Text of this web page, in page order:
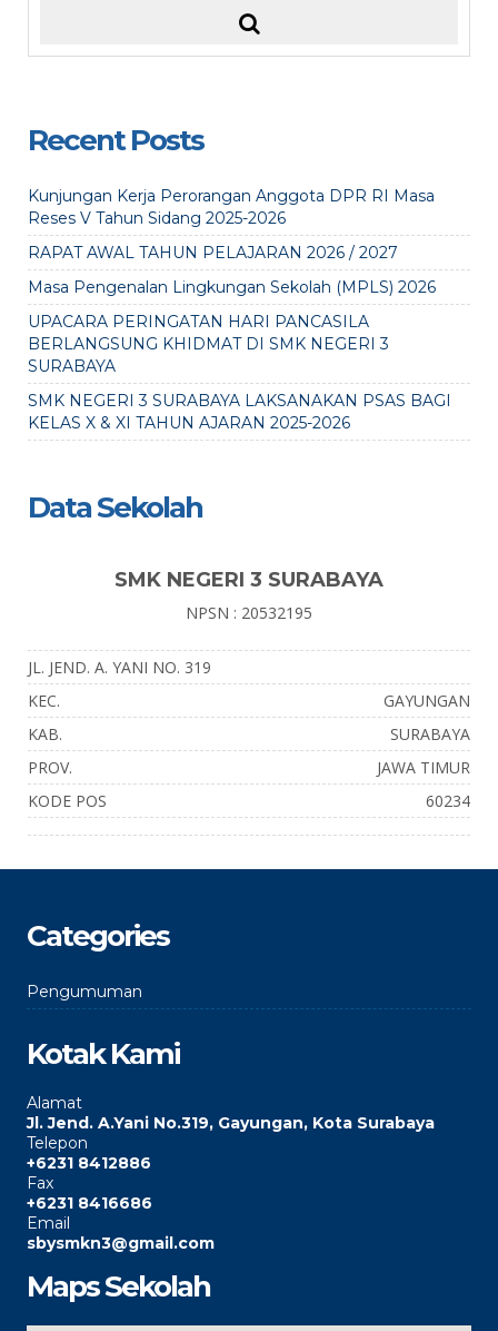
Recent Posts
Kunjungan Kerja Perorangan Anggota DPR RI Masa
Reses V Tahun Sidang 2025-2026
RAPAT AWAL TAHUN PELAJARAN 2026 / 2027
Masa Pengenalan Lingkungan Sekolah (MPLS) 2026
UPACARA PERINGATAN HARI PANCASILA
BERLANGSUNG KHIDMAT DI SMK NEGERI 3
SURABAYA
SMK NEGERI 3 SURABAYA LAKSANAKAN PSAS BAGI
KELAS X & XI TAHUN AJARAN 2025-2026
Data Sekolah
SMK NEGERI 3 SURABAYA
NPSN : 20532195
JL. JEND. A. YANI NO. 319
KEC.
GAYUNGAN
KAB.
SURABAYA
PROV.
JAWA TIMUR
KODE POS
60234
Categories
Pengumuman
Kotak Kami
Alamat
Jl. Jend. A.Yani No.319, Gayungan, Kota Surabaya
Telepon
+6231 8412886
Fax
+6231 8416686
Email
sbysmkn3@gmail.com
Maps Sekolah